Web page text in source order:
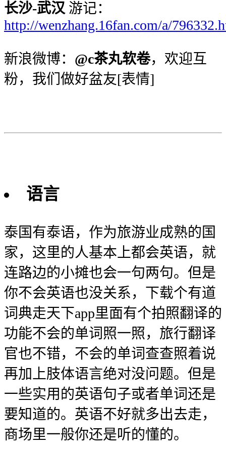
长沙-武汉 游记：
http://wenzhang.16fan.com/a/
新浪微博： @c茶丸软卷，欢迎互
粉，我们做好盆友[表情]
语言
泰国有泰语，作为旅游业成熟的国
家，这里的人基本上都会英语，就
连路边的小摊也会一句两句。但是
你不会英语也没关系，下载个有道
词典走天下app里面有个拍照翻译的
功能不会的单词照一照，旅行翻译
官也不错，不会的单词查查照着说
再加上肢体语言绝对没问题。但是
一些实用的英语句子或者单词还是
要知道的。英语不好就多出去走，
商场里一般你还是听的懂的。